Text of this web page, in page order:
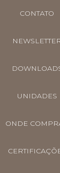
CONTATO
UNIDADES
ONDE